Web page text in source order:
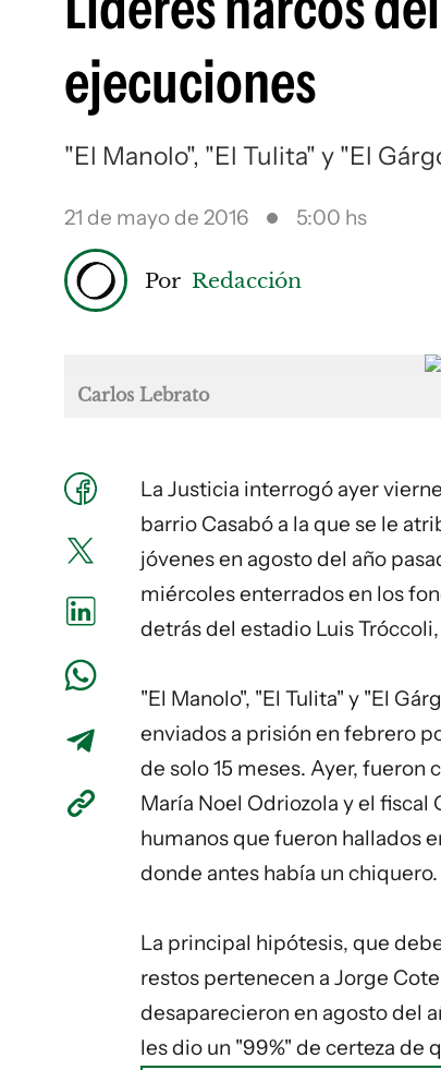
ejecuciones
"El Manolo", "El Tulita" y "El
21 de mayo de 2016 5:00 hs
Por Redacción
Carlos Lebrato
La Justicia interrogó ayer
barrio Casabó a la que se le
jóvenes en agosto del año
miércoles enterrados en los
detrás del estadio Luis
"El Manolo", "El Tulita" y "El
enviados a prisión en febrero
de solo 15 meses. Ayer, fueron
María Noel Odriozola y el
humanos que fueron hallados
donde antes había un chiquero.
La principal hipótesis, que
restos pertenecen a Jorge
desaparecieron en agosto del
les dio un "99%" de certeza de